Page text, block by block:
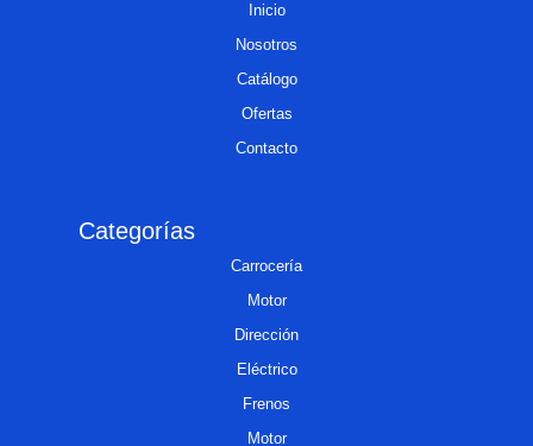
Inicio
Nosotros
Catálogo
Ofertas
Contacto
Categorías
Carrocería
Motor
Dirección
Eléctrico
Frenos
Motor